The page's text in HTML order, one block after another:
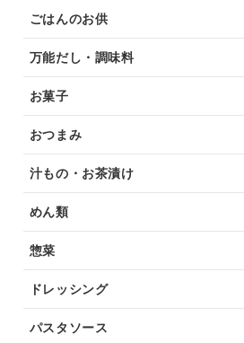
ごはんのお供
万能だし・調味料
お菓子
おつまみ
汁もの・お茶漬け
めん類
惣菜
ドレッシング
パスタソース